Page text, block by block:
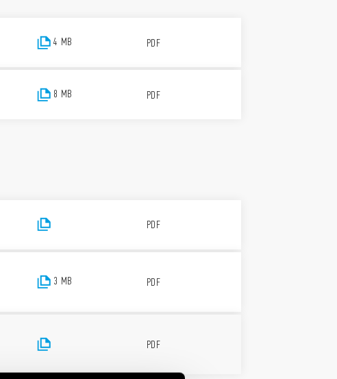
4 MB PDF
8 MB PDF
PDF
3 MB PDF
PDF